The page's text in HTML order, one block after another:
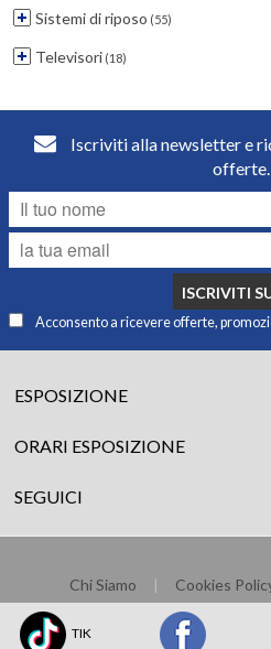
Sistemi di riposo (55)
Televisori(18)
Iscriviti alla newsletter e
offerte.
ISCRIVITI
Acconsento a ricevere offerte,
ESPOSIZIONE
ORARI ESPOSIZIONE
SEGUICI
Chi Siamo Cookies
© 2026 Tremolizzo dal 1970
Progettezione e
TIK